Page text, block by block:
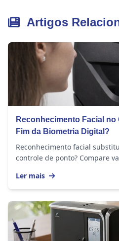
Artigos
Reconhecimento Facial
Fim da Biometria Digital?
Reconhecimento facial
controle de ponto? Compare
Ler mais